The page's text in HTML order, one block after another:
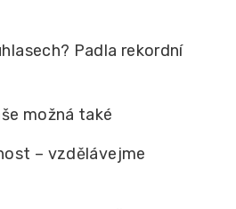
Padla rekordní
možná také
– vzdělávejme